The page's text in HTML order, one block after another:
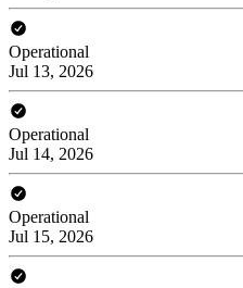
Operational
Jul 13, 2026
Operational
Jul 14, 2026
Operational
Jul 15, 2026